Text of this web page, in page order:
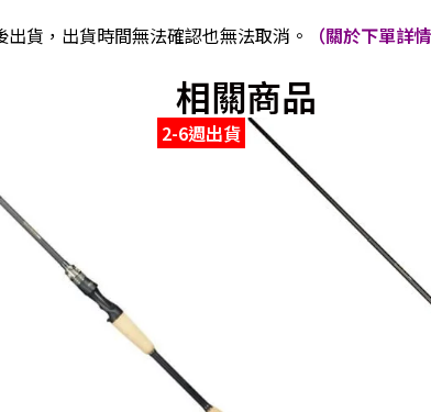
貨，出貨時間無法確認也無法取消。 （關於下單詳
相關商品
2-6週出貨